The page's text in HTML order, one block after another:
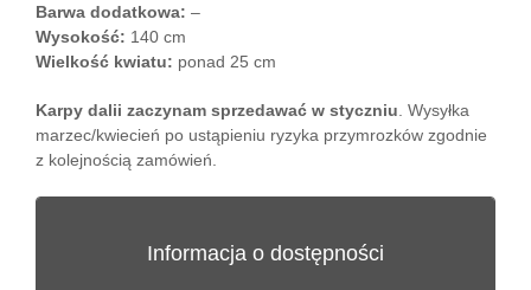
Barwa dodatkowa: –
Wysokość: 140 cm
Wielkość kwiatu: ponad 25 cm
Karpy dalii zaczynam sprzedawać w styczniu . Wysyłka
marzec/kwiecień po ustąpieniu ryzyka przymrozków zgodnie
z kolejnością zamówień.
Informacja o dostępności